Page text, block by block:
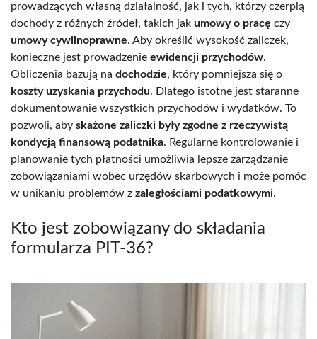
prowadzących własną działalność, jak i tych, którzy czerpią
dochody z różnych źródeł, takich jak umowy o pracę czy
umowy cywilnoprawne. Aby określić wysokość zaliczek,
konieczne jest prowadzenie ewidencji przychodów.
Obliczenia bazują na dochodzie, który pomniejsza się o
koszty uzyskania przychodu. Dlatego istotne jest staranne
dokumentowanie wszystkich przychodów i wydatków. To
pozwoli, aby skażone zaliczki były zgodne z rzeczywistą
kondycją finansową podatnika. Regularne kontrolowanie i
planowanie tych płatności umożliwia lepsze zarządzanie
zobowiązaniami wobec urzędów skarbowych i może pomóc
w unikaniu problemów z zaległościami podatkowymi.
Kto jest zobowiązany do składania
formularza PIT-36?